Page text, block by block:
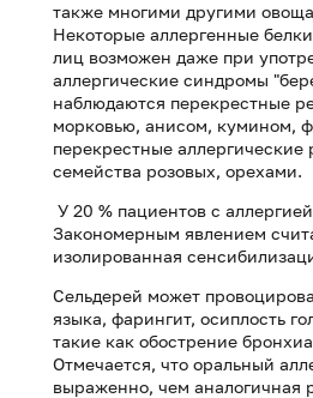
также многими другими
Некоторые аллергенные
лиц возможен даже при
аллергические синдромы
наблюдаются перекрестные
морковью, анисом, кумином,
перекрестные
семейства розовых, орехами.
У 20 % пациентов с
Закономерным явлением
изолированная
Сельдерей может
языка, фарингит, осиплость
такие как обострение
Отмечается, что оральный
выраженно, чем аналогичная